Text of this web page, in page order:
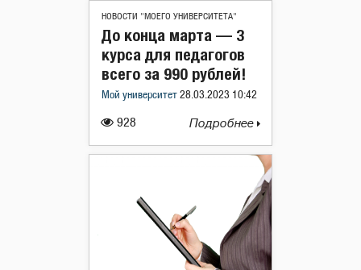
НОВОСТИ "МОЕГО УНИВЕРСИТЕТА"
928
До конца марта — 3
курса для педагогов
всего за 990 рублей!
Мой университет 28.03.2023 10:42
Подробнее